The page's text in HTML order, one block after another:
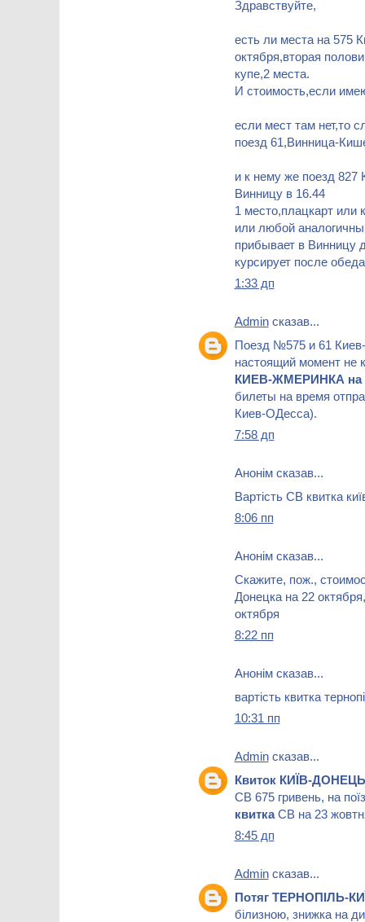
Здравствуйте,
есть ли места на 575
октября,вторая
купе,2 места.
И стоимость,если
если мест там нет,то
поезд 61,Винница-
и к нему же поезд 827
Винницу в 16.44
1 место,плацкарт или
или любой
прибывает в Винницу
курсирует после
1:33 дп
Adminсказав...
Поезд №575 и 61
настоящий момент не
КИЕВ-ЖМЕРИНКА на
билеты на время
Киев-ОДесса).
7:58 дп
Анонім сказав...
Вартість СВ квитка
8:06 пп
Анонім сказав...
Скажите, пож.,
Донецка на 22
октября
8:22 пп
Анонім сказав...
вартість квитка
10:31 пп
Adminсказав...
Квиток КИЇВ-
СВ 675 гривень, на
квиткаСВ на 23
8:45 дп
Adminсказав...
Потяг ТЕРНОПІЛЬ-
білизною, знижка на